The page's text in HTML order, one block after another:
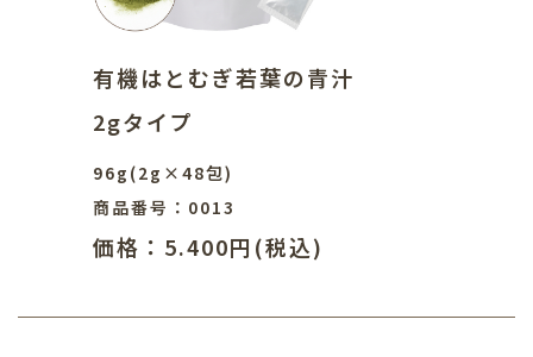
有機はとむぎ若葉の青汁
2gタイプ
96g(2g×48包)
商品番号：0013
価格：5.400円(税込)